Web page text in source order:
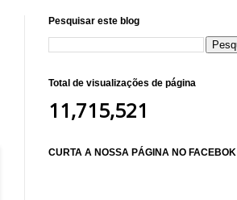
Pesquisar este blog
Total de visualizações de página
11,715,521
CURTA A NOSSA PÁGINA NO FACEBOK